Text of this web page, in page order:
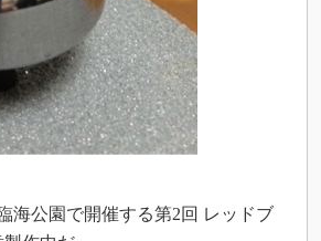
海公園で開催する第2回 レッドブ